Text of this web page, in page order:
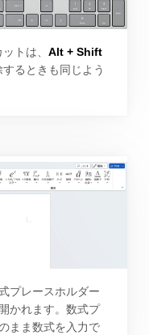
トは、 Alt + Shift
るときも同じよう
プレースホルダー
かれます。数式プ
まま数式を入力で